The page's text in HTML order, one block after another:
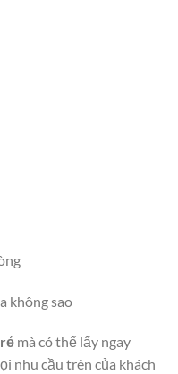
không sao
mà có thể lấy ngay
nhu cầu trên của khách